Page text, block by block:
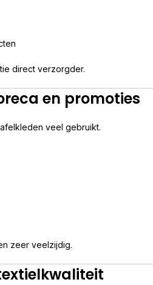
direct verzorgder.
en promoties
veel gebruikt.
zeer veelzijdig.